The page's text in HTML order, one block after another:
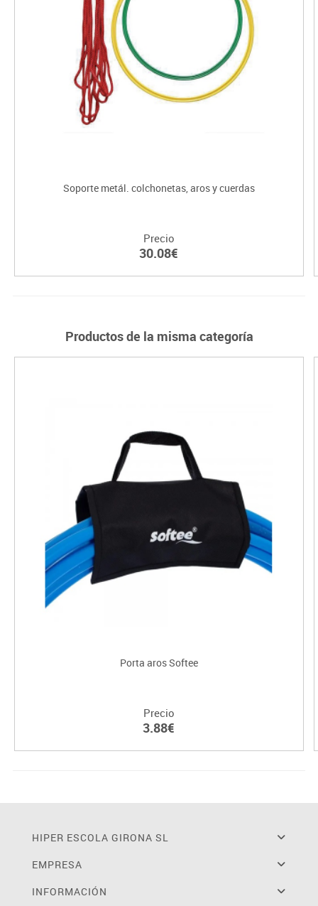
Soporte metál. colchonetas, aros y cuerdas
Precio
30.08€
Productos de la misma categoría
Porta aros Softee
Precio
3.88€
HIPER ESCOLA GIRONA SL
EMPRESA
INFORMACIÓN